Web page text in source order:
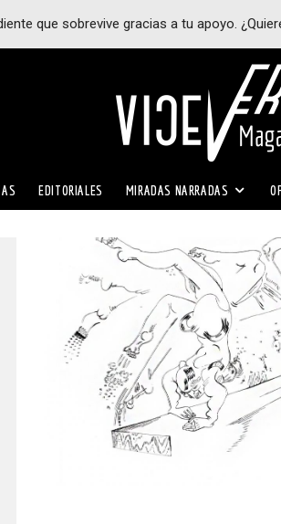
que sobrevive gracias a tu apoyo.
EDITORIALES MIRADAS NARRADAS